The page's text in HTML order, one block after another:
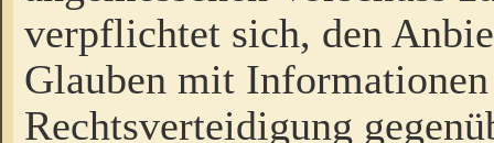
verpflichtet sich, den
Glauben mit
Rechtsverteidigung